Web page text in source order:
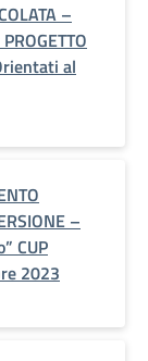
–
al
–
CUP
2023